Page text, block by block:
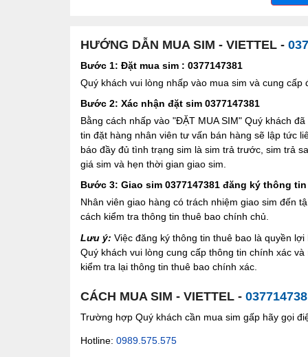
HƯỚNG DẪN MUA SIM - VIETTEL -
Bước 1: Đặt mua sim : 0377147381
Quý khách vui lòng nhấp vào mua sim và cung
Bước 2: Xác nhận đặt sim 0377147381
Bằng cách nhấp vào "ĐẶT MUA SIM" Quý khách
tin đặt hàng nhân viên tư vấn bán hàng sẽ lập tức
báo đầy đủ tình trạng sim là sim trả trước, sim trả
giá sim và hẹn thời gian giao sim.
Bước 3: Giao sim 0377147381 đăng ký thông
Nhân viên giao hàng có trách nhiệm giao sim đến
cách kiểm tra thông tin thuê bao chính chủ.
Lưu ý: Việc đăng ký thông tin thuê bao là quyền
Quý khách vui lòng cung cấp thông tin chính xác
kiểm tra lại thông tin thuê bao chính xác.
CÁCH MUA SIM - VIETTEL -
Trường hợp Quý khách cần mua sim gấp hãy gọi
Hotline: 0989.575.575